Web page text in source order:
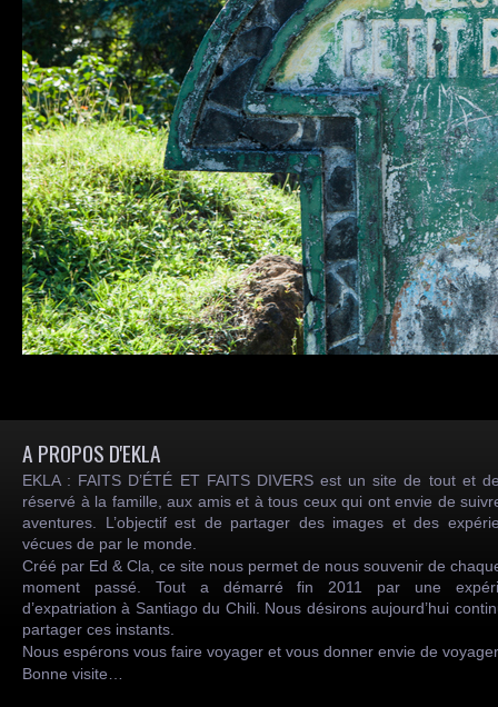
A PROPOS D'EKLA
EKLA : FAITS D’ÉTÉ ET FAITS DIVERS est un site de tout et
réservé à la famille, aux amis et à tous ceux qui ont envie de
aventures. L’objectif est de partager des images et des
vécues de par le monde.
Créé par Ed & Cla, ce site nous permet de nous souvenir de
moment passé. Tout a démarré fin 2011 par une
d’expatriation à Santiago du Chili. Nous désirons aujourd’hui
partager ces instants.
Nous espérons vous faire voyager et vous donner envie de
Bonne visite…